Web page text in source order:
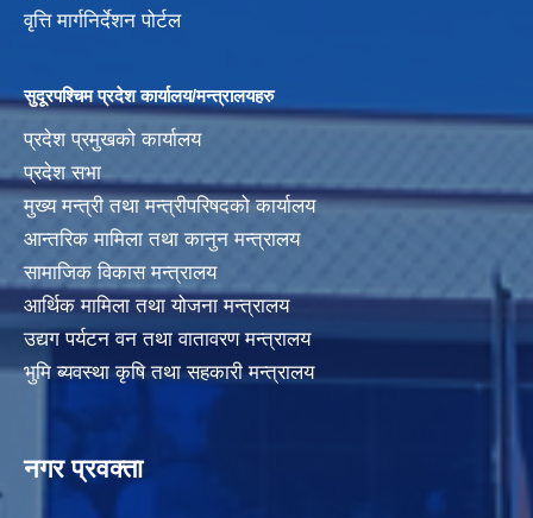
वृत्ति मार्गनिर्देशन पोर्टल
सुदूरपश्चिम प्रदेश कार्यालय/मन्त्रालयहरु
प्रदेश प्रमुखको कार्यालय
प्रदेश सभा
मुख्य मन्त्री तथा मन्त्रीपरिषदको कार्यालय
आन्तरिक मामिला तथा कानुन मन्त्रालय
सामाजिक विकास मन्त्रालय
आर्थिक मामिला तथा योजना मन्त्रालय
उद्यग पर्यटन वन तथा वातावरण मन्त्रालय
भुमि ब्यवस्था कृषि तथा सहकारी मन्त्रालय
नगर प्रवक्ता